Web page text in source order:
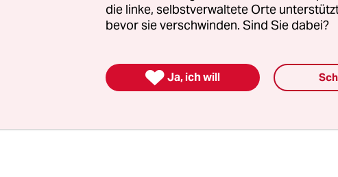
zu erleichtern. Als der amtierende Chef Ben
Mai ankündigte, die Fed denke darüber nach, die
Die Geldmärkte vieler Schwellenländer
die linke, selbstverwaltete Orte
bevor sie verschwinden. Sind Sie dabei?
 Ja, ich will